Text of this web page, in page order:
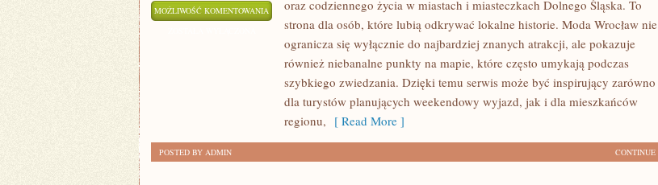
MOŻLIWOŚĆ KOMENTOWANIA ZGORZELEC
oraz codziennego życia w miastach i miasteczkach Dolnego Śląska. To
strona dla osób, które lubią odkrywać lokalne historie. Moda Wrocław nie
ogranicza się wyłącznie do najbardziej znanych atrakcji, ale pokazuje
również niebanalne punkty na mapie, które często umykają podczas
szybkiego zwiedzania. Dzięki temu serwis może być inspirujący zarówno
dla turystów planujących weekendowy wyjazd, jak i dla mieszkańców
regionu, [ Read More ]
CONTINUE
POSTED BY ADMIN